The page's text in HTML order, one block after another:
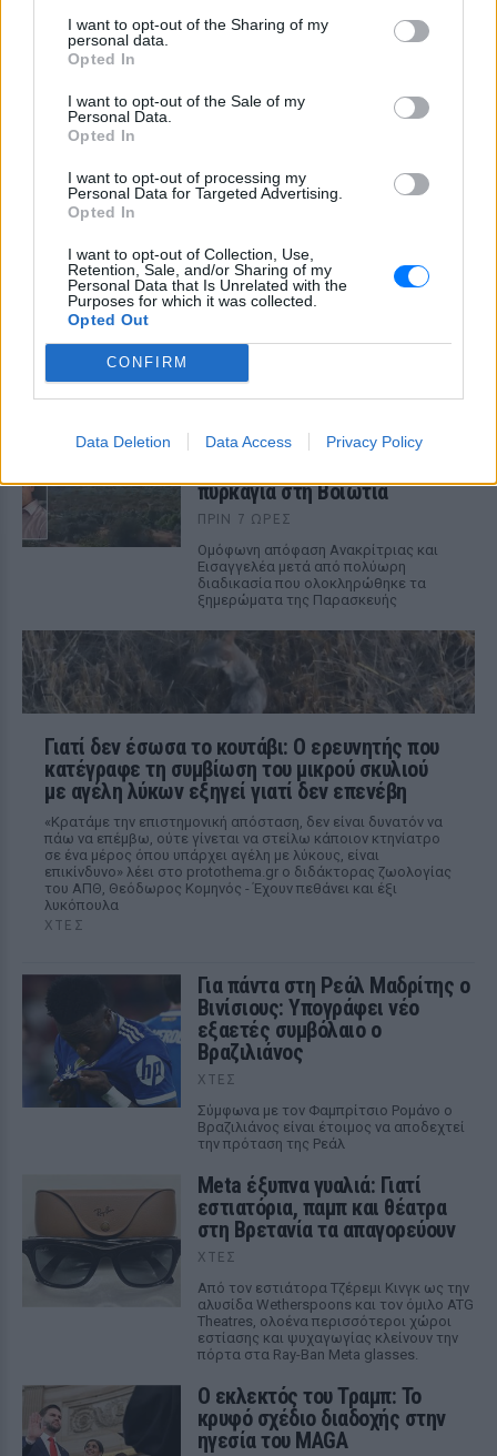
I want to opt-out of the Sharing of my
personal data.
Opted In
I want to opt-out of the Sale of my
Personal Data.
Opted In
I want to opt-out of processing my
Personal Data for Targeted Advertising.
Opted In
I want to opt-out of Collection, Use,
Retention, Sale, and/or Sharing of my
Personal Data that Is Unrelated with the
Purposes for which it was collected.
Opted Out
CONFIRM
Data Deletion Data Access Privacy Policy
Marfin ‑ η νύχτα της στα
κρατητήρια της ΓΑΔΑ
Εκδόθηκε από τη Βρετανία και
μεταφέρθηκε στην Αθήνα με συνοδεία
Τραγωδία στα Μάλια με νεκρή
μητέρα: Βούτηξε να σώσει τη
παιδιά φώναζαν για βοήθεια
ΠΡΙΝ 7 ΏΡΕΣ
Η νεκροψία-νεκροτομή στη σορό της
αναμένεται να παραλάβει σήμερα η
την Ολλανδία
Στυλίδας και δύο ακόμη
πυρκαγιά στη Βοιωτία
ΠΡΙΝ 7 ΏΡΕΣ
Ομόφωνη απόφαση Ανακρίτριας και
Εισαγγελέα μετά από πολύωρη
διαδικασία που ολοκληρώθηκε τα
ξημερώματα της Παρασκευής
Γιατί δεν έσωσα το κουτάβι: Ο ερευνητής που
κατέγραφε τη συμβίωση του μικρού σκυλιού
με αγέλη λύκων εξηγεί γιατί δεν επενέβη
«Κρατάμε την επιστημονική απόσταση, δεν είναι δυνατόν να
πάω να επέμβω, ούτε γίνεται να στείλω κάποιον κτηνίατρο
σε ένα μέρος όπου υπάρχει αγέλη με λύκους, είναι
επικίνδυνο» λέει στο protothema.gr ο διδάκτορας ζωολογίας
του ΑΠΘ, Θεόδωρος Κομηνός - Έχουν πεθάνει και έξι
λυκόπουλα
ΧΤΕΣ
Για πάντα στη Ρεάλ Μαδρίτης ο
Βινίσιους: Υπογράφει νέο
εξαετές συμβόλαιο ο
Βραζιλιάνος
ΧΤΕΣ
Σύμφωνα με τον Φαμπρίτσιο Ρομάνο ο
Βραζιλιάνος είναι έτοιμος να αποδεχτεί
την πρόταση της Ρεάλ
Meta έξυπνα γυαλιά: Γιατί
εστιατόρια, παμπ και θέατρα
στη Βρετανία τα απαγορεύουν
ΧΤΕΣ
Από τον εστιάτορα Τζέρεμι Κινγκ ως την
αλυσίδα Wetherspoons και τον όμιλο ATG
Theatres, ολοένα περισσότεροι χώροι
εστίασης και ψυχαγωγίας κλείνουν την
πόρτα στα Ray-Ban Meta glasses.
Ο εκλεκτός του Τραμπ: Το
κρυφό σχέδιο διαδοχής στην
ηγεσία του MAGA